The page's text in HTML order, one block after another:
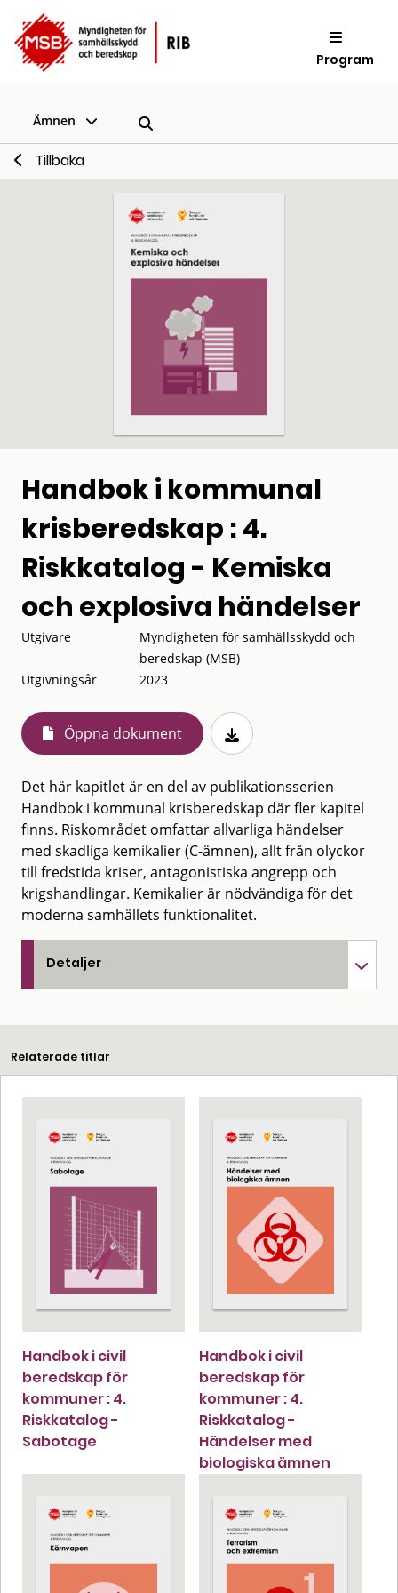
Program
Ämnen
Tillbaka
Handbok i kommunal
krisberedskap : 4.
Riskkatalog - Kemiska
och explosiva händelser
Utgivare
Myndigheten för samhällsskydd och
beredskap (MSB)
Utgivningsår
2023
Öppna dokument
Det här kapitlet är en del av publikationsserien
Handbok i kommunal krisberedskap där fler kapitel
finns. Riskområdet omfattar allvarliga händelser
med skadliga kemikalier (C-ämnen), allt från olyckor
till fredstida kriser, antagonistiska angrepp och
krigshandlingar. Kemikalier är nödvändiga för det
moderna samhällets funktionalitet.
Detaljer
Relaterade titlar
Handbok i civil
beredskap för
kommuner : 4.
Riskkatalog -
Sabotage
Handbok i civil
beredskap för
kommuner : 4.
Riskkatalog -
Händelser med
biologiska ämnen